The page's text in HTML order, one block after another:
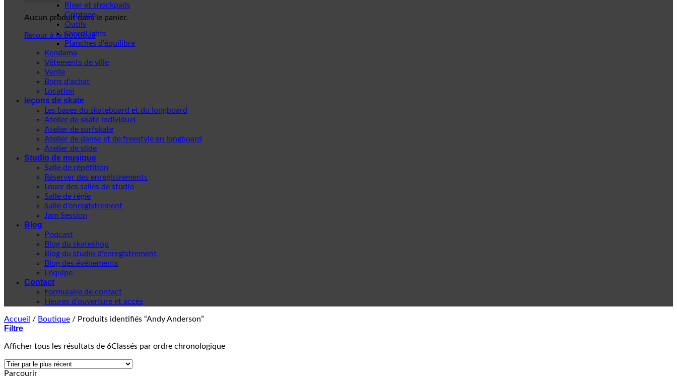
Aucun produit dans le panier.
Retour à la boutique
Riser et shockpads
Griptape
Outils
ShredLights
Planches d'équilibre
Kendama
Vêtements de ville
Vente
Bons d'achat
Location
leçons de skate
Les bases du skateboard et du longboard
Atelier de skate individuel
Atelier de surfskate
Atelier de danse et de freestyle en longboard
Atelier de slide
Studio de musique
Salle de répétition
Réserver des enregistrements
Louer des salles de studio
Salle de régie
Salle d'enregistrement
Jam Session
Blog
Podcast
Blog du skateshop
Blog du studio d'enregistrement
Blog des événements
L'équipe
Contact
Formulaire de contact
Heures d'ouverture et accès
Accueil / Boutique / Produits identifiés “Andy Anderson”
Filtre
Afficher tous les résultats de 6Classés par ordre chronologique
Parcourir